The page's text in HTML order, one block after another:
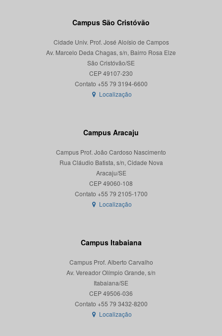
Campus São Cristóvão
Cidade Univ. Prof. José Aloísio de Campos
Av. Marcelo Deda Chagas, s/n, Bairro Rosa Elze
São Cristóvão/SE
CEP 49107-230
Localização
Campus Aracaju
Campus Prof. João Cardoso Nascimento
Rua Cláudio Batista, s/n, Cidade Nova
Aracaju/SE
CEP 49060-108
Localização
Campus Itabaiana
Campus Prof. Alberto Carvalho
Av. Vereador Olímpio Grande, s/n
Itabaiana/SE
CEP 49506-036
Localização